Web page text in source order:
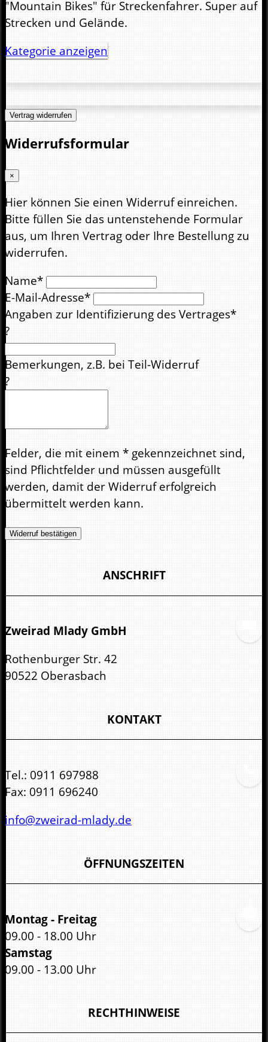
"Mountain Bikes" für Streckenfahrer. Super auf
Strecken und Gelände.
Kategorie anzeigen
Vertrag widerrufen
Widerrufsformular
×
Hier können Sie einen Widerruf einreichen.
Bitte füllen Sie das untenstehende Formular
aus, um Ihren Vertrag oder Ihre Bestellung zu
widerrufen.
Name*
E-Mail-Adresse*
Angaben zur Identifizierung des Vertrages*
?
Bemerkungen, z.B. bei Teil-Widerruf
?
Felder, die mit einem * gekennzeichnet sind,
sind Pflichtfelder und müssen ausgefüllt
werden, damit der Widerruf erfolgreich
übermittelt werden kann.
Widerruf bestätigen
ANSCHRIFT
Zweirad Mlady GmbH
Rothenburger Str. 42
90522 Oberasbach
KONTAKT
Tel.: 0911 697988
Fax: 0911 696240
info@zweirad-mlady.de
ÖFFNUNGSZEITEN
Montag - Freitag
09.00 - 18.00 Uhr
Samstag
09.00 - 13.00 Uhr
RECHTHINWEISE